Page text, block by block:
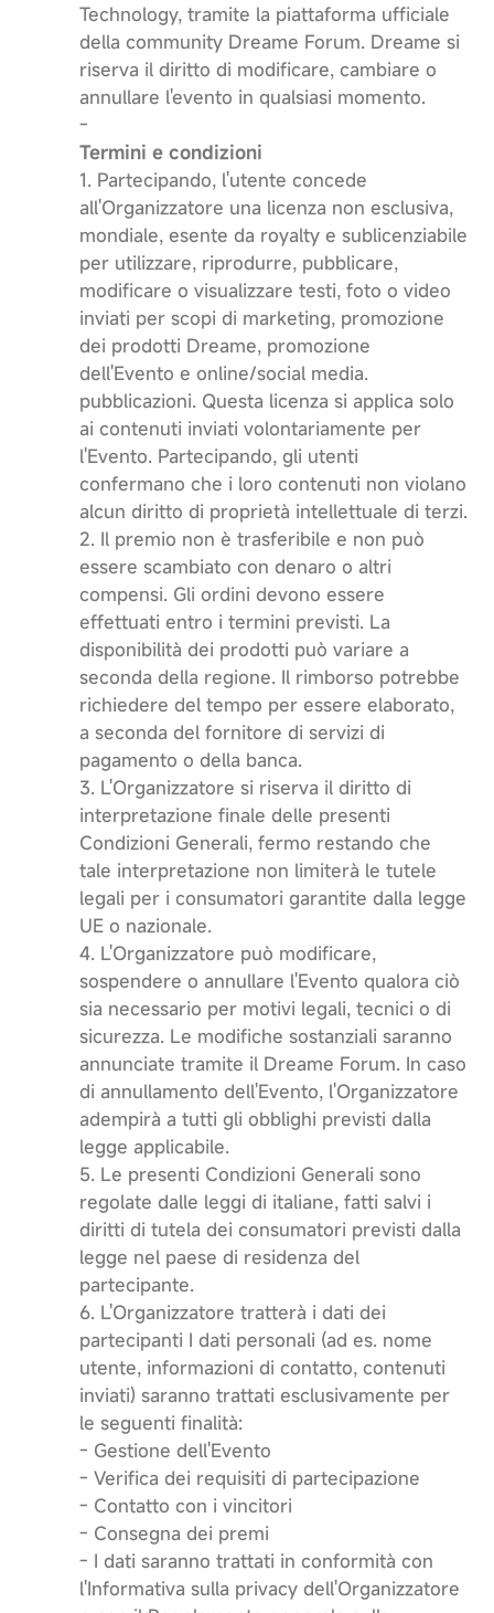
Technology, tramite la piattaforma ufficiale
della community Dreame Forum. Dreame si
riserva il diritto di modificare, cambiare o
annullare l'evento in qualsiasi momento.
-
Termini e condizioni
1. Partecipando, l'utente concede
all'Organizzatore una licenza non esclusiva,
mondiale, esente da royalty e sublicenziabile
per utilizzare, riprodurre, pubblicare,
modificare o visualizzare testi, foto o video
inviati per scopi di marketing, promozione
dei prodotti Dreame, promozione
dell'Evento e online/social media.
pubblicazioni. Questa licenza si applica solo
ai contenuti inviati volontariamente per
l'Evento. Partecipando, gli utenti
confermano che i loro contenuti non violano
alcun diritto di proprietà intellettuale di terzi.
2. Il premio non è trasferibile e non può
essere scambiato con denaro o altri
compensi. Gli ordini devono essere
effettuati entro i termini previsti. La
disponibilità dei prodotti può variare a
seconda della regione. Il rimborso potrebbe
richiedere del tempo per essere elaborato,
a seconda del fornitore di servizi di
pagamento o della banca.
3. L'Organizzatore si riserva il diritto di
interpretazione finale delle presenti
Condizioni Generali, fermo restando che
tale interpretazione non limiterà le tutele
legali per i consumatori garantite dalla legge
UE o nazionale.
4. L'Organizzatore può modificare,
sospendere o annullare l'Evento qualora ciò
sia necessario per motivi legali, tecnici o di
sicurezza. Le modifiche sostanziali saranno
annunciate tramite il Dreame Forum. In caso
di annullamento dell'Evento, l'Organizzatore
adempirà a tutti gli obblighi previsti dalla
legge applicabile.
5. Le presenti Condizioni Generali sono
regolate dalle leggi di italiane, fatti salvi i
diritti di tutela dei consumatori previsti dalla
legge nel paese di residenza del
partecipante.
6. L'Organizzatore tratterà i dati dei
partecipanti I dati personali (ad es. nome
utente, informazioni di contatto, contenuti
inviati) saranno trattati esclusivamente per
le seguenti finalità:
- Gestione dell'Evento
- Verifica dei requisiti di partecipazione
- Contatto con i vincitori
- Consegna dei premi
- I dati saranno trattati in conformità con
l'Informativa sulla privacy dell'Organizzatore